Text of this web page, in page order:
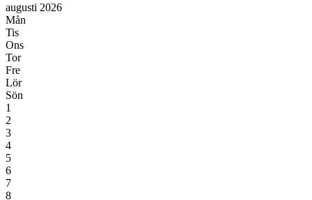
augusti 2026
Mån
Tis
Ons
Tor
Fre
Lör
Sön
1
2
3
4
5
6
7
8